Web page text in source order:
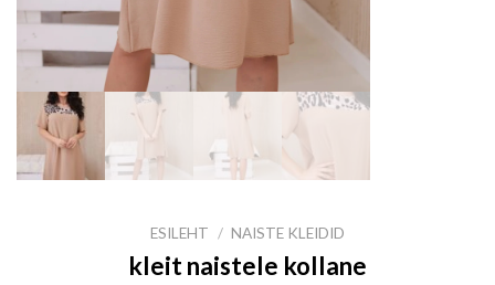
ESILEHT / NAISTE KLEIDID
kleit naistele kollane